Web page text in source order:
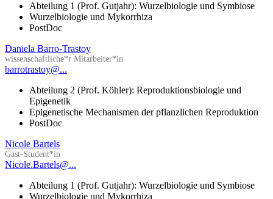
Abteilung 1 (Prof. Gutjahr): Wurzelbiologie und Symbiose
Wurzelbiologie und Mykorrhiza
PostDoc
Daniela Barro-Trastoy
wissenschaftliche*r Mitarbeiter*in
barrotrastoy@...
Abteilung 2 (Prof. Köhler): Reproduktionsbiologie und
Epigenetik
Epigenetische Mechanismen der pflanzlichen Reproduktion
PostDoc
Nicole Bartels
Gast-Student*in
Nicole.Bartels@...
Abteilung 1 (Prof. Gutjahr): Wurzelbiologie und Symbiose
Wurzelbiologie und Mykorrhiza